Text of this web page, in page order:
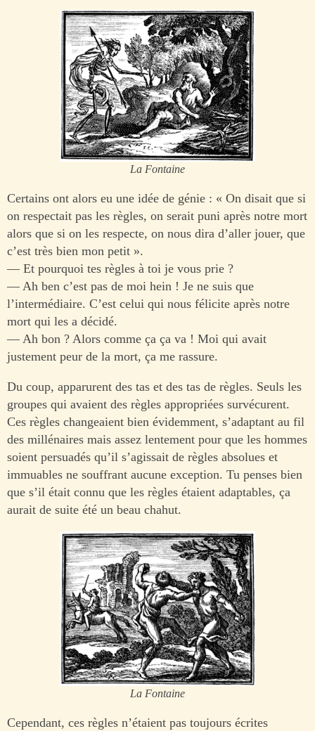
La Fontaine
Certains ont alors eu une idée de génie : « On disait que si
on respectait pas les règles, on serait puni après notre mort
alors que si on les respecte, on nous dira d’aller jouer, que
c’est très bien mon petit ».
— Et pourquoi tes règles à toi je vous prie ?
— Ah ben c’est pas de moi hein ! Je ne suis que
l’intermédiaire. C’est celui qui nous félicite après notre
mort qui les a décidé.
— Ah bon ? Alors comme ça ça va ! Moi qui avait
justement peur de la mort, ça me rassure.
Du coup, apparurent des tas et des tas de règles. Seuls les
groupes qui avaient des règles appropriées survécurent.
Ces règles changeaient bien évidemment, s’adaptant au fil
des millénaires mais assez lentement pour que les hommes
soient persuadés qu’il s’agissait de règles absolues et
immuables ne souffrant aucune exception. Tu penses bien
que s’il était connu que les règles étaient adaptables, ça
aurait de suite été un beau chahut.
La Fontaine
Cependant, ces règles n’étaient pas toujours écrites